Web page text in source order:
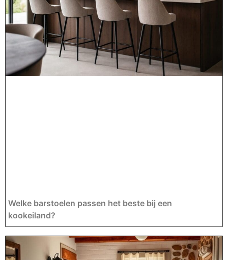
Welke barstoelen passen het beste bij een
kookeiland?